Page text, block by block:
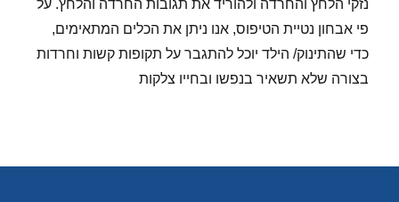
נזקי הלחץ והחרדה ולהוריד את תגובות החרדה והלחץ. על
פי אבחון נטיית הטיפוס, אנו ניתן את הכלים המתאימים,
כדי שהתינוק/ הילד יוכל להתגבר על תקופות קשות וחרדות
בצורה שלא תשאיר בנפשו ובחייו צלקות